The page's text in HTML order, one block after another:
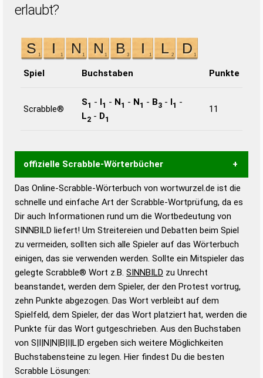
erlaubt?
Spiel Buchstaben Punkte
Scrabble®
S1 - I1 - N1 - N1 - B3 - I1 -
L2 - D1
11
offizielle Scrabble-Wörterbücher
Wortwurzel liefert mit Hilfe eines semantischen
Wortanalyse-Algorithmus gute Anhaltspunkte zu
Wortbedeutung, Worttrennung und Wortform, um die
Gültigkeit eines Wortes für das Scrabble-Spiel zu
bestimmen!
zugelassene Turnier Scrabble-
Wörterbücher sind:
Duden – Standardwerk in 12 Bänden
Duden – Richtiges und gutes
Deutsch
Duden – Die deutsche Grammatik
Duden – Deutsches
Das Online-Scrabble-Wörterbuch von wortwurzel.de ist die
schnelle und einfache Art der Scrabble-Wortprüfung, da es
Dir auch Informationen rund um die Wortbedeutung von
SINNBILD liefert! Um Streitereien und Debatten beim Spiel
zu vermeiden, sollten sich alle Spieler auf das Wörterbuch
einigen, das sie verwenden werden. Sollte ein Mitspieler das
gelegte Scrabble® Wort z.B. SINNBILD zu Unrecht
beanstandet, werden dem Spieler, der den Protest vortrug,
zehn Punkte abgezogen. Das Wort verbleibt auf dem
Spielfeld, dem Spieler, der das Wort platziert hat, werden die
Punkte für das Wort gutgeschrieben. Aus den Buchstaben
von S|I|N|N|B|I|L|D ergeben sich weitere Möglichkeiten
Buchstabensteine zu legen. Hier findest Du die besten
Scrabble Lösungen: